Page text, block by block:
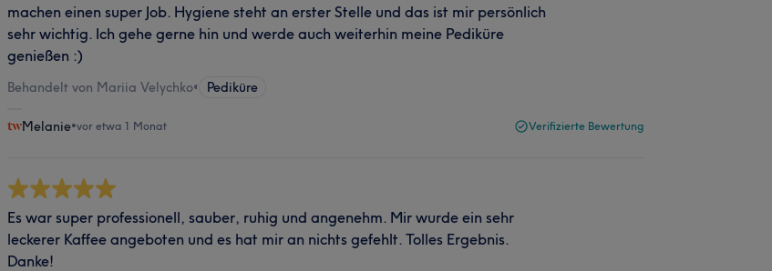
machen einen super Job. Hygiene steht an erster Stelle und das ist mir persönlich
sehr wichtig. Ich gehe gerne hin und werde auch weiterhin meine Pediküre
genießen :)
Behandelt von Mariia Velychko• Pediküre
Melanie•vor etwa 1 Monat Verifizierte Bewertung
Es war super professionell, sauber, ruhig und angenehm. Mir wurde ein sehr
leckerer Kaffee angeboten und es hat mir an nichts gefehlt. Tolles Ergebnis.
Danke!